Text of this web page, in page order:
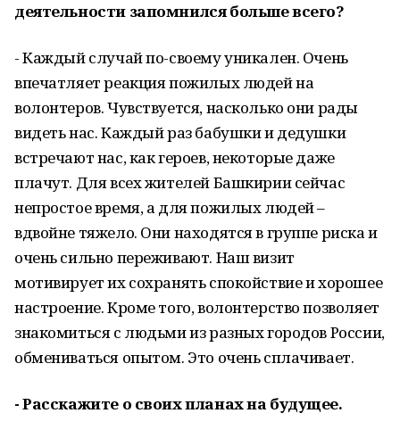
деятельности запомнился больше всего?
- Каждый случай по-своему уникален. Очень
впечатляет реакция пожилых людей на
волонтеров. Чувствуется, насколько они рады
видеть нас. Каждый раз бабушки и дедушки
встречают нас, как героев, некоторые даже
плачут. Для всех жителей Башкирии сейчас
непростое время, а для пожилых людей –
вдвойне тяжело. Они находятся в группе риска и
очень сильно переживают. Наш визит
мотивирует их сохранять спокойствие и хорошее
настроение. Кроме того, волонтерство позволяет
знакомиться с людьми из разных городов России,
обмениваться опытом. Это очень сплачивает.
- Расскажите о своих планах на будущее.